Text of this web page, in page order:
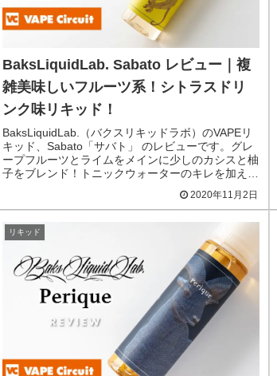
BaksLiquidLab. Sabato レビュー｜複
雑美味しいフルーツ系！シトラスドリ
ンク味リキッド！
BaksLiquidLab.（バクスリキッドラボ）のVAPEリ
キッド、Sabato「サバト」 のレビューです。グレ
ープフルーツとライムをメインに少しのカシスと柚
子をブレンド！トニックウォーターのキレを加えた
2020年11月2日
リキッド